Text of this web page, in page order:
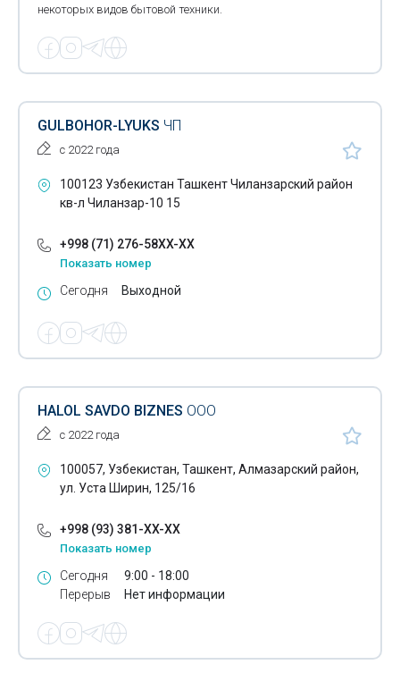
некоторых видов бытовой техники.
GULBOHOR-LYUKS ЧП
с 2022 года
100123 Узбекистан Ташкент Чиланзарский район
кв-л Чиланзар-10 15
+998 (71) 276-58XX-XX
Показать номер
Сегодня Выходной
HALOL SAVDO BIZNES ООО
с 2022 года
100057, Узбекистан, Ташкент, Алмазарский район,
ул. Уста Ширин, 125/16
+998 (93) 381-XX-XX
Показать номер
Сегодня
Перерыв
9:00 - 18:00
Нет информации